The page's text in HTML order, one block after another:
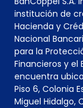
institución de
Hacienda y
Nacional
para la
Financieros y el
encuentra
Piso 6, Colonia
Miguel Hidalgo,